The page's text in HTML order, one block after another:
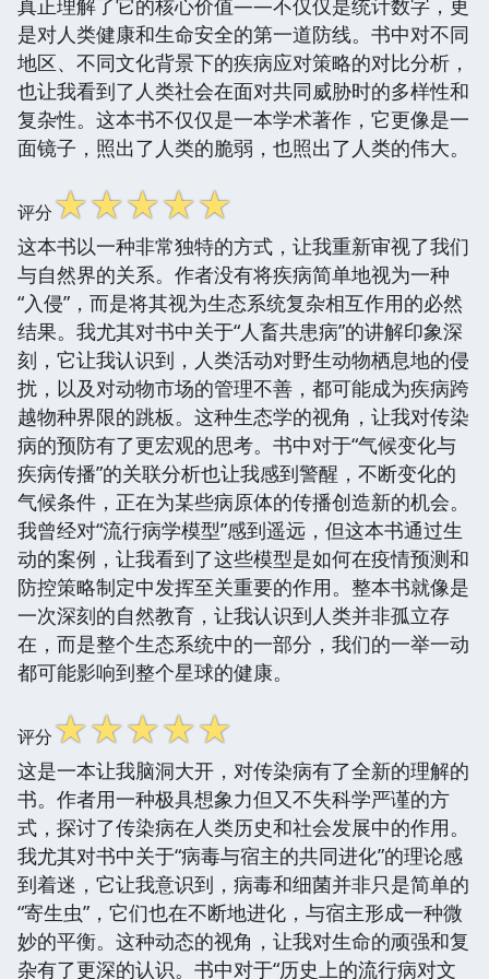
真正理解了它的核心价值——不仅仅是统计数字，更
是对人类健康和生命安全的第一道防线。书中对不同
地区、不同文化背景下的疾病应对策略的对比分析，
也让我看到了人类社会在面对共同威胁时的多样性和
复杂性。这本书不仅仅是一本学术著作，它更像是一
面镜子，照出了人类的脆弱，也照出了人类的伟大。
评分☆☆☆☆☆
这本书以一种非常独特的方式，让我重新审视了我们
与自然界的关系。作者没有将疾病简单地视为一种
“入侵”，而是将其视为生态系统复杂相互作用的必然
结果。我尤其对书中关于“人畜共患病”的讲解印象深
刻，它让我认识到，人类活动对野生动物栖息地的侵
扰，以及对动物市场的管理不善，都可能成为疾病跨
越物种界限的跳板。这种生态学的视角，让我对传染
病的预防有了更宏观的思考。书中对于“气候变化与
疾病传播”的关联分析也让我感到警醒，不断变化的
气候条件，正在为某些病原体的传播创造新的机会。
我曾经对“流行病学模型”感到遥远，但这本书通过生
动的案例，让我看到了这些模型是如何在疫情预测和
防控策略制定中发挥至关重要的作用。整本书就像是
一次深刻的自然教育，让我认识到人类并非孤立存
在，而是整个生态系统中的一部分，我们的一举一动
都可能影响到整个星球的健康。
评分☆☆☆☆☆
这是一本让我脑洞大开，对传染病有了全新的理解的
书。作者用一种极具想象力但又不失科学严谨的方
式，探讨了传染病在人类历史和社会发展中的作用。
我尤其对书中关于“病毒与宿主的共同进化”的理论感
到着迷，它让我意识到，病毒和细菌并非只是简单的
“寄生虫”，它们也在不断地进化，与宿主形成一种微
妙的平衡。这种动态的视角，让我对生命的顽强和复
杂有了更深的认识。书中对于“历史上的流行病对文